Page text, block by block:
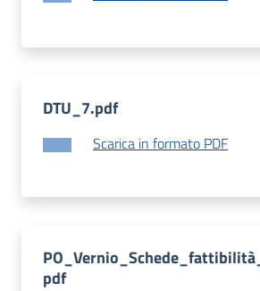
DTU_7.pdf
Scarica in formato PDF
pdf